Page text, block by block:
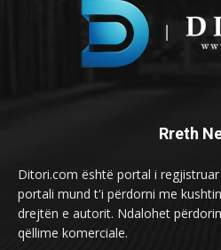
Rreth
Ditori.com është portal i
portali mund t'i përdorni me
drejtën e autorit. Ndalohet
qëllime komerciale.